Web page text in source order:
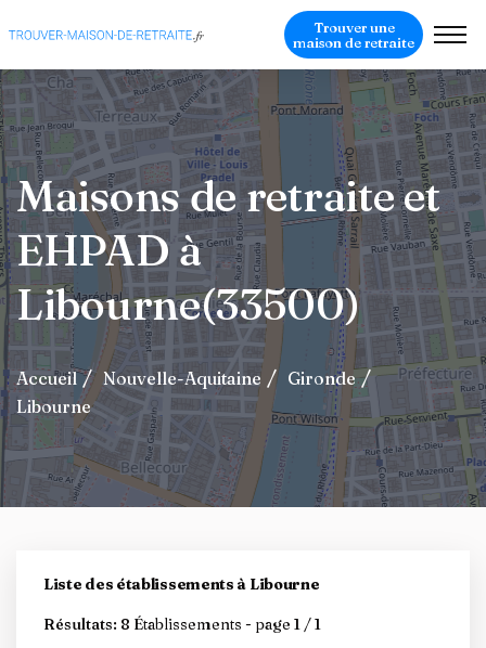
Trouver une
maison de retraite
Maisons de retraite et
EHPAD à
Libourne(33500)
Accueil Nouvelle-Aquitaine
Gironde
Libourne
Liste des établissements à Libourne
Résultats: 8 Établissements - page 1 / 1